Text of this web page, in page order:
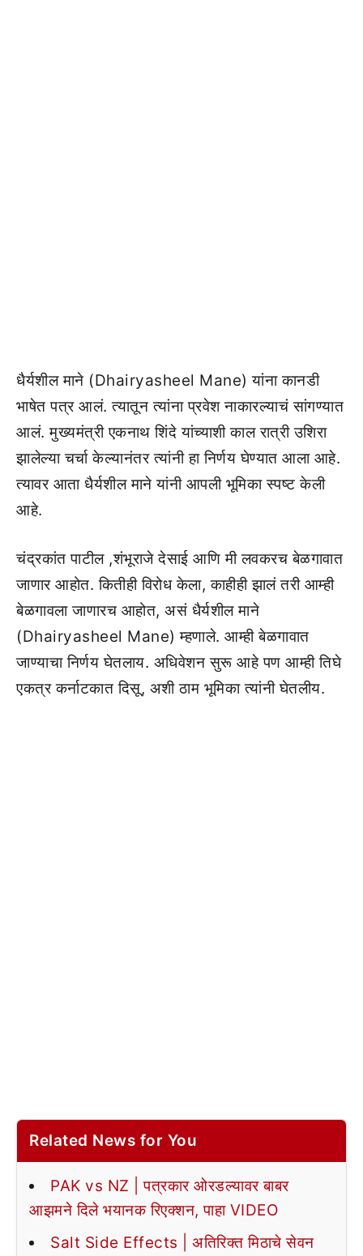
धैर्यशील माने (Dhairyasheel Mane) यांना कानडी
भाषेत पत्र आलं. त्यातून त्यांना प्रवेश नाकारल्याचं सांगण्यात
आलं. मुख्यमंत्री एकनाथ शिंदे यांच्याशी काल रात्री उशिरा
झालेल्या चर्चा केल्यानंतर त्यांनी हा निर्णय घेण्यात आला आहे.
त्यावर आता धैर्यशील माने यांनी आपली भूमिका स्पष्ट केली
आहे.
चंद्रकांत पाटील ,शंभूराजे देसाई आणि मी लवकरच बेळगावात
जाणार आहोत. कितीही विरोध केला, काहीही झालं तरी आम्ही
बेळगावला जाणारच आहोत, असं धैर्यशील माने
(Dhairyasheel Mane) म्हणाले. आम्ही बेळगावात
जाण्याचा निर्णय घेतलाय. अधिवेशन सुरू आहे पण आम्ही तिघे
एकत्र कर्नाटकात दिसू, अशी ठाम भूमिका त्यांनी घेतलीय.
Related News for You
PAK vs NZ | पत्रकार ओरडल्यावर बाबर
आझमने दिले भयानक रिएक्शन, पाहा VIDEO
Salt Side Effects | अतिरिक्त मिठाचे सेवन